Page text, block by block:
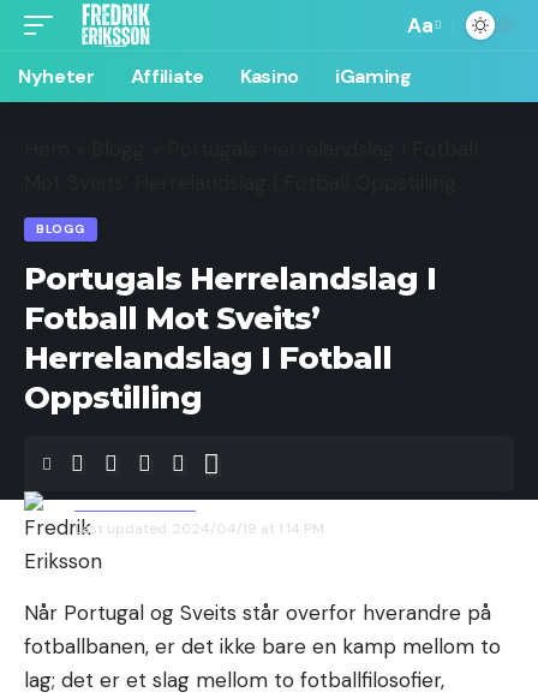
Aa
Nyheter Affiliate Kasino iGaming
BLOGG
Portugals Herrelandslag I
Fotball Mot Sveits’
Herrelandslag I Fotball
Oppstilling
Last updated: 2024/04/19 at 1:14 PM
Fredrik Eriksson
Når Portugal og Sveits står overfor hverandre på
fotballbanen, er det ikke bare en kamp mellom to
lag; det er et slag mellom to fotballfilosofier,